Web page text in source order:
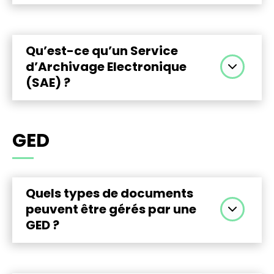
traçabilité des documents. Il est essentiel
pour prouver la validité juridique d’un
document en cas de contrôle ou de litige.
Qu’est-ce qu’un Service
d’Archivage Electronique
(SAE) ?
numérique reconnue par AFNOR. Elle garantit
que les documents stockés conservent leur
GED
Quels types de documents
peuvent être gérés par une
GED ?